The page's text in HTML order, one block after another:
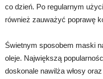
co dzień. Po regularnym
również zauważyć poprawę
Świetnym sposobem maski
oleje. Największą
doskonale nawilża włosy